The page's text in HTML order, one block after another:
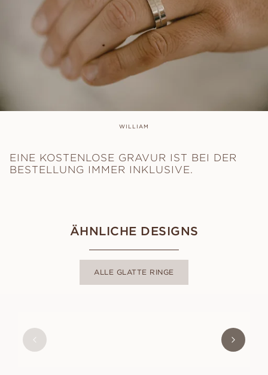
WILLIAM
EINE KOSTENLOSE GRAVUR IST BEI DER
BESTELLUNG IMMER INKLUSIVE.
ÄHNLICHE DESIGNS
ALLE GLATTE RINGE